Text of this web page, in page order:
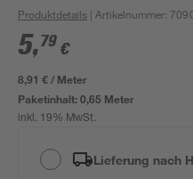
Produktdetails | Artikelnummer:
5,79 €
8,91 € / Meter
Paketinhalt:0,65 Meter
inkl. 19% MwSt.
Lieferung nach